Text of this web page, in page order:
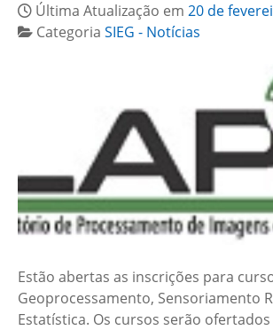
Última Atualização em 20 de
Categoria SIEG - Notícias
Estão abertas as inscrições para
Geoprocessamento, Sensoriamento
Estatística. Os cursos serão